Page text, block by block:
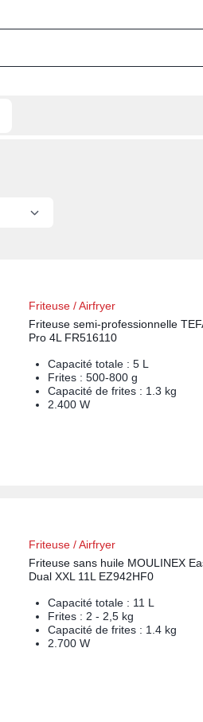
Friteuse / Airfryer
Friteuse semi-professionnelle
Pro 4L FR516110
Capacité totale : 5 L
Frites : 500-800 g
Capacité de frites : 1.3 kg
2.400 W
Friteuse / Airfryer
Friteuse sans huile MOULINEX
Dual XXL 11L EZ942HF0
Capacité totale : 11 L
Frites : 2 - 2,5 kg
Capacité de frites : 1.4 kg
2.700 W